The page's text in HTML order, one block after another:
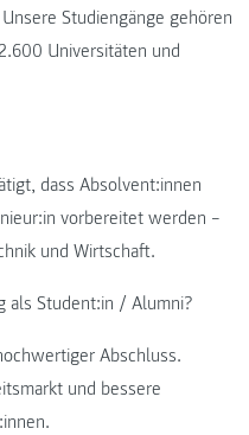
Studiengänge gehören
Universitäten und
dass Absolvent:innen
vorbereitet werden –
und Wirtschaft.
als Student:in / Alumni?
Abschluss.
und bessere